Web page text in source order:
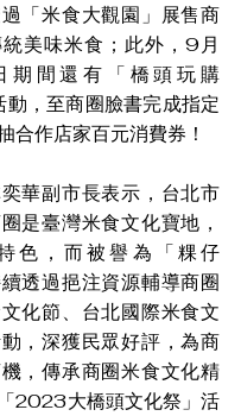
「米食大觀園」展售商
美味米食；此外，9月
期間還有「橋頭玩購
，至商圈臉書完成指定
合作店家百元消費券！
華副市長表示，台北市
是臺灣米食文化寶地，
色，而被譽為「粿仔
透過挹注資源輔導商圈
化節、台北國際米食文
，深獲民眾好評，為商
，傳承商圈米食文化精
2023大橋頭文化祭」活